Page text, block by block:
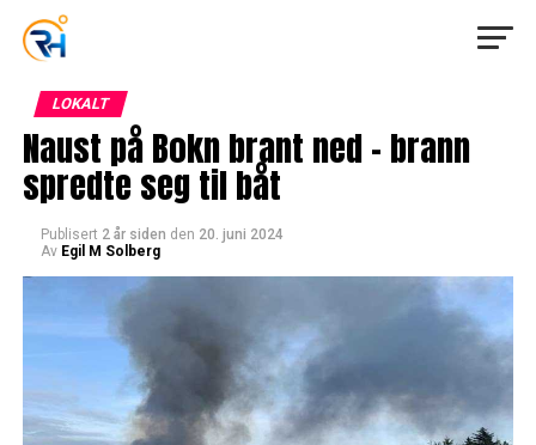
LOKALT
Naust på Bokn brant ned – brann
spredte seg til båt
Publisert 2 år siden den 20. juni 2024
Av Egil M Solberg